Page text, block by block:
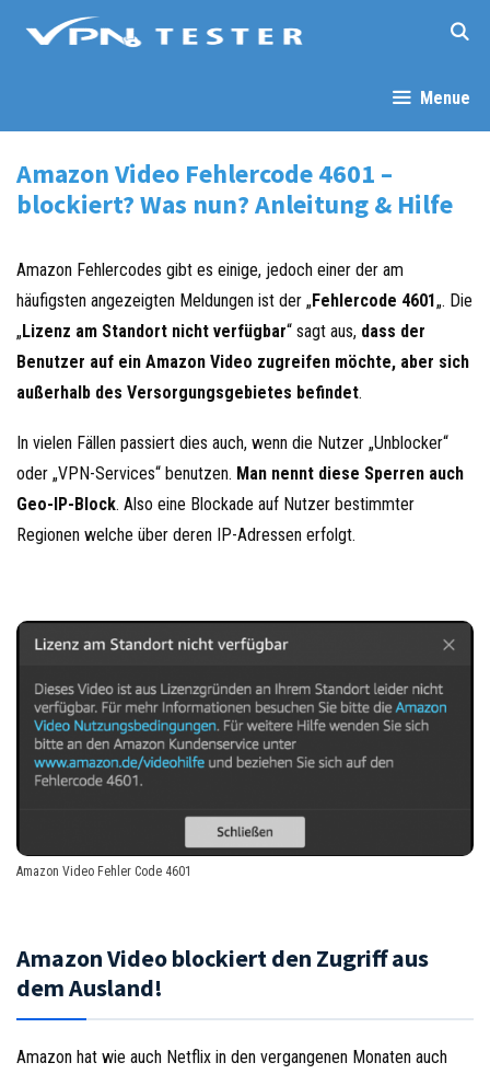
Menue
Amazon Video Fehlercode 4601 –
blockiert? Was nun? Anleitung & Hilfe
Amazon Fehlercodes gibt es einige, jedoch einer der am
häufigsten angezeigten Meldungen ist der „Fehlercode 4601„. Die
„Lizenz am Standort nicht verfügbar“ sagt aus, dass der
Benutzer auf ein Amazon Video zugreifen möchte, aber sich
außerhalb des Versorgungsgebietes befindet.
In vielen Fällen passiert dies auch, wenn die Nutzer „Unblocker“
oder „VPN-Services“ benutzen. Man nennt diese Sperren auch
Geo-IP-Block. Also eine Blockade auf Nutzer bestimmter
Regionen welche über deren IP-Adressen erfolgt.
Amazon Video Fehler Code 4601
Amazon Video blockiert den Zugriff aus
dem Ausland!
Amazon hat wie auch Netflix in den vergangenen Monaten auch